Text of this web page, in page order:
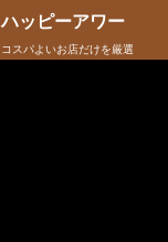
ハッピーアワー
コスパよいお店だけを厳選